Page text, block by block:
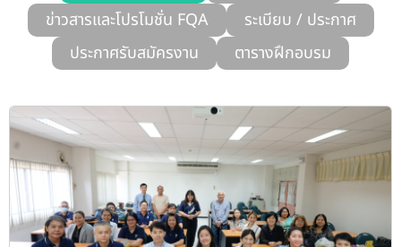
รับข้อร้องเรียนและข้อเสนอแนะ
ระบบสารสนเทศ (ใน)
ติดต่อเรา
สายตรงผู้บริหาร
ข่าวสารและโปรโมชั่น FQA
ระเบียบ / ประกาศ
ประกาศรับสมัครงาน
ตารางฝึกอบรม